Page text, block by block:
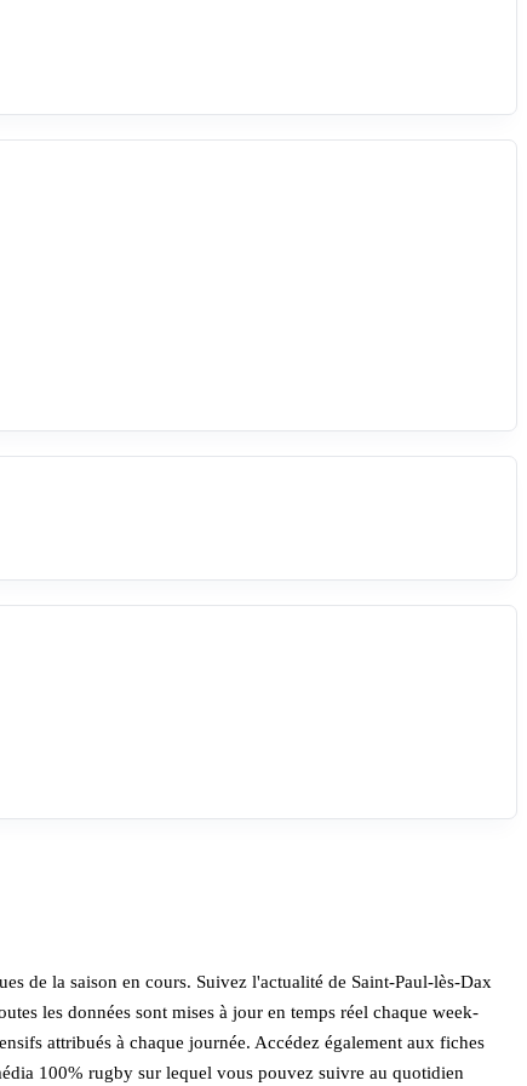
de la saison en cours. Suivez l'actualité de Saint-Paul-lès-Dax
les données sont mises à jour en temps réel chaque week-
attribués à chaque journée. Accédez également aux fiches
100% rugby sur lequel vous pouvez suivre au quotidien